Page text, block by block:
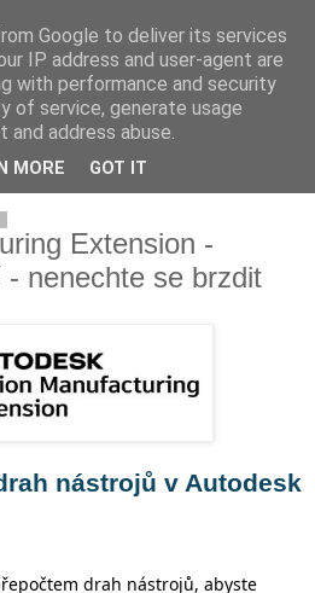
Extension -
nenechte se brzdit
nástrojů v Autodesk
drah nástrojů, abyste
Google to deliver its services
IP address and user-agent are
with performance and security
of service, generate usage
address abuse.
MORE GOT IT